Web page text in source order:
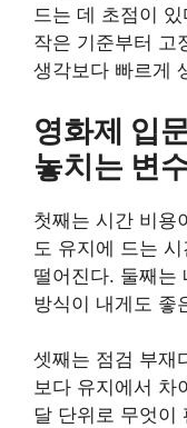
드는 데 초점이
작은 기준부터 고
생각보다 빠르게
영화제 입
놓치는 변
첫째는 시간 비용
도 유지에 드는
떨어진다. 둘째는
방식이 내게도 좋
셋째는 점검 부재
보다 유지에서 차
달 단위로 무엇이